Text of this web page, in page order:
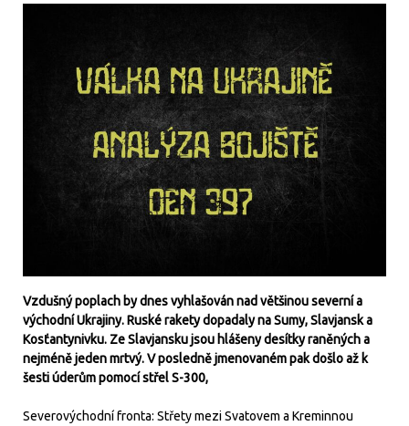
Vzdušný poplach by dnes vyhlašován nad většinou severní a
východní Ukrajiny. Ruské rakety dopadaly na Sumy, Slavjansk a
Kosťantynivku. Ze Slavjansku jsou hlášeny desítky raněných a
nejméně jeden mrtvý. V posledně jmenovaném pak došlo až k
šesti úderům pomocí střel S-300,
Severovýchodní fronta: Střety mezi Svatovem a Kreminnou